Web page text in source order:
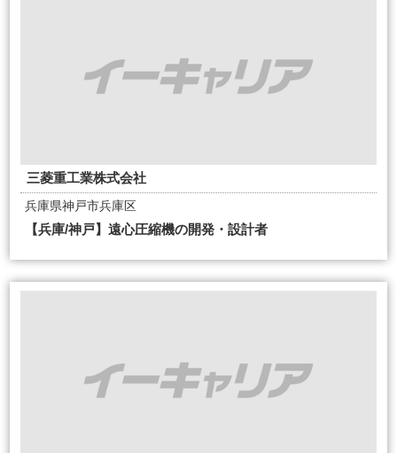
三菱重工業株式会社
兵庫県神戸市兵庫区
【兵庫/神戸】遠心圧縮機の開発・設計者